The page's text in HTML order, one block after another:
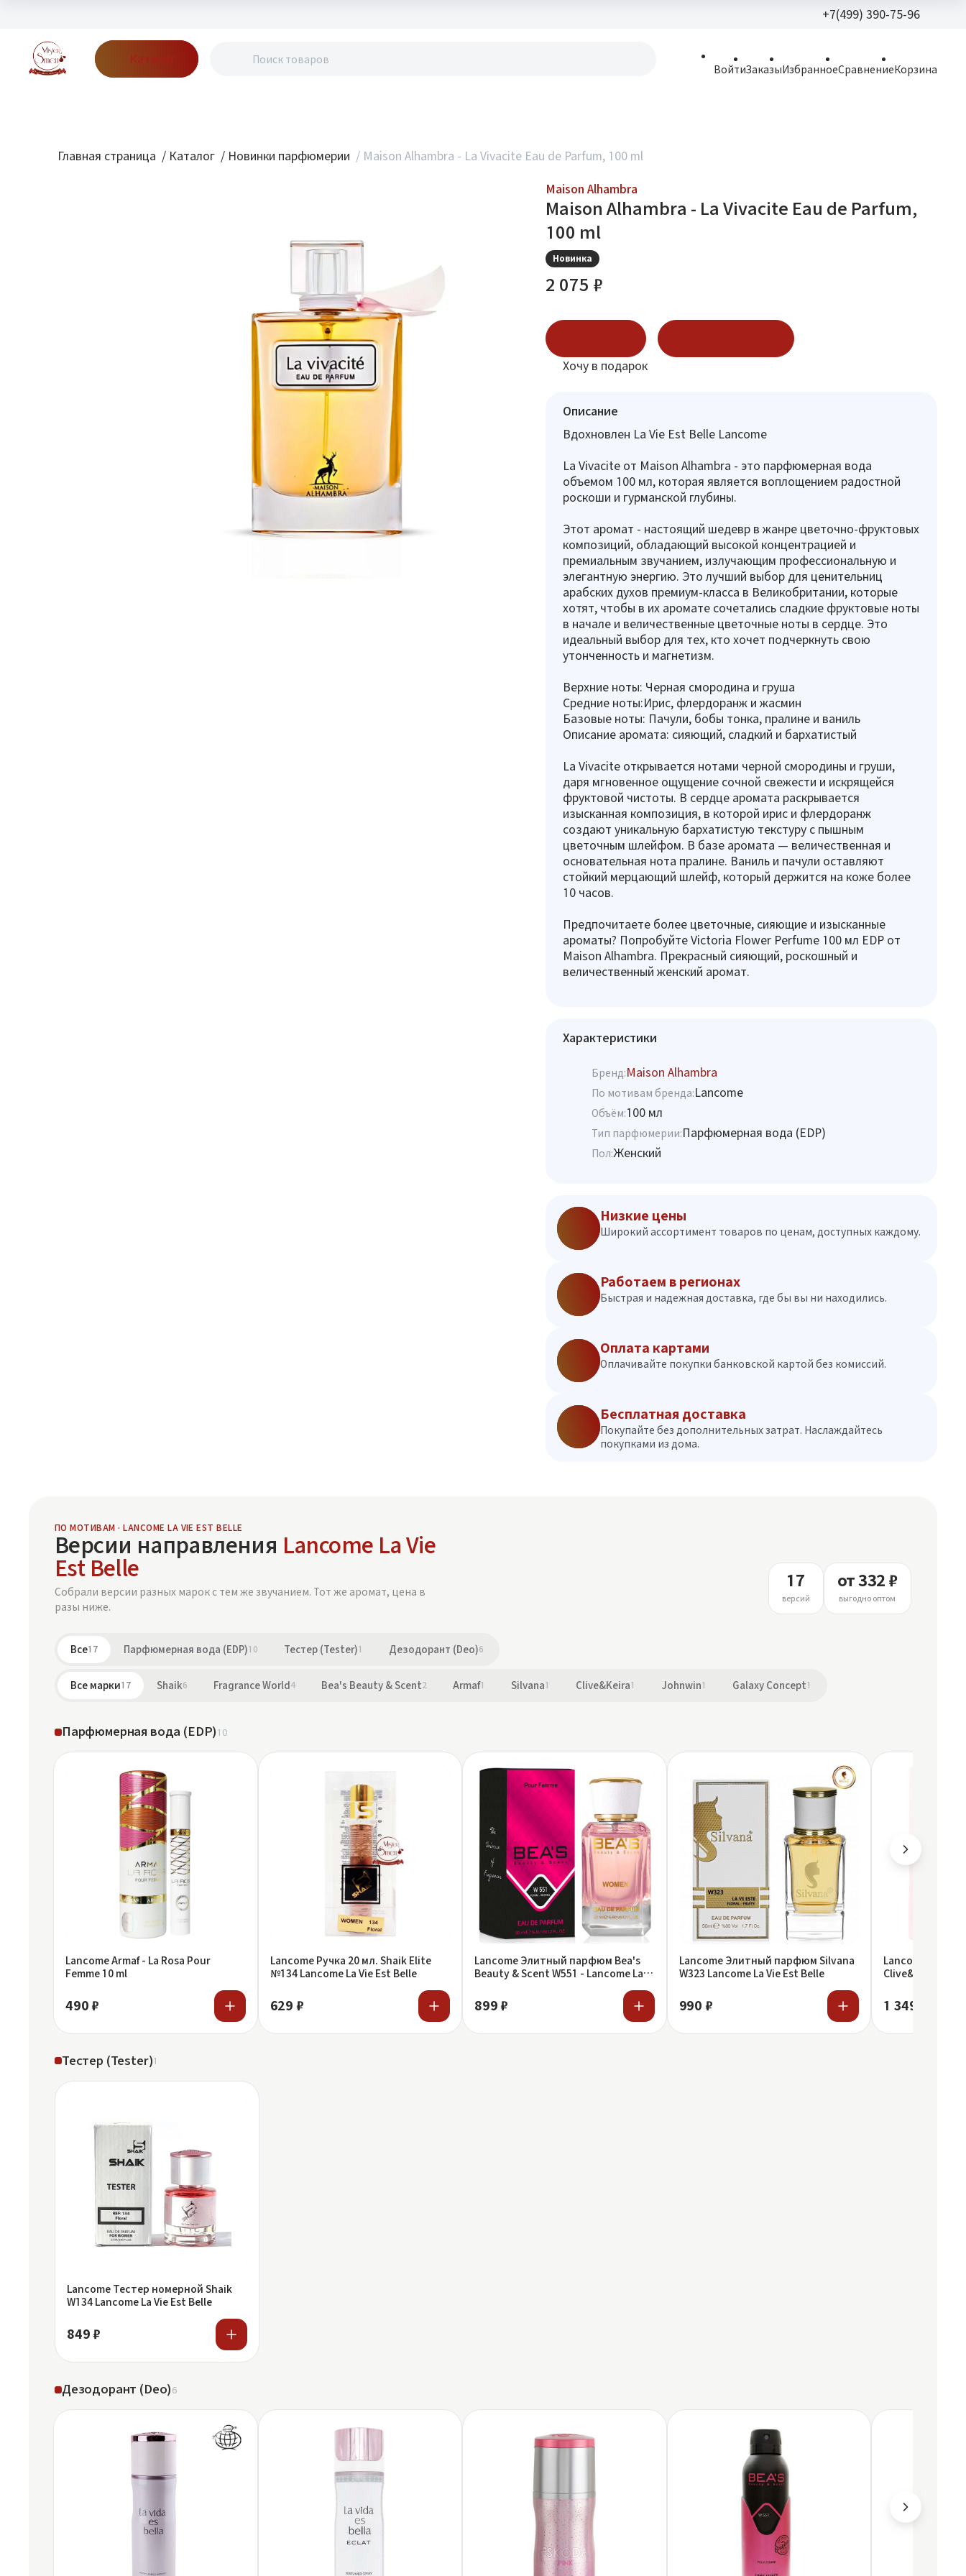
+7(499) 390-75-96
Каталог
ВойтиЗаказыИзбранноеСравнениеКорзина
Главная страница / Каталог / Новинки парфюмерии / Maison Alhambra - La Vivacite Eau de Parfum, 100 ml
Maison Alhambra
Maison Alhambra - La Vivacite Eau de Parfum,
100 ml
Новинка
2 075 ₽
Хочу в подарок
Описание
Вдохновлен La Vie Est Belle Lancome
La Vivacite от Maison Alhambra - это парфюмерная вода
объемом 100 мл, которая является воплощением радостной
роскоши и гурманской глубины.
Этот аромат - настоящий шедевр в жанре цветочно-фруктовых
композиций, обладающий высокой концентрацией и
премиальным звучанием, излучающим профессиональную и
элегантную энергию. Это лучший выбор для ценительниц
арабских духов премиум-класса в Великобритании, которые
хотят, чтобы в их аромате сочетались сладкие фруктовые ноты
в начале и величественные цветочные ноты в сердце. Это
идеальный выбор для тех, кто хочет подчеркнуть свою
утонченность и магнетизм.
Верхние ноты: Черная смородина и груша
Средние ноты:Ирис, флердоранж и жасмин
Базовые ноты: Пачули, бобы тонка, пралине и ваниль
Описание аромата: сияющий, сладкий и бархатистый
La Vivacite открывается нотами черной смородины и груши,
даря мгновенное ощущение сочной свежести и искрящейся
фруктовой чистоты. В сердце аромата раскрывается
изысканная композиция, в которой ирис и флердоранж
создают уникальную бархатистую текстуру с пышным
цветочным шлейфом. В базе аромата — величественная и
основательная нота пралине. Ваниль и пачули оставляют
стойкий мерцающий шлейф, который держится на коже более
10 часов.
Предпочитаете более цветочные, сияющие и изысканные
ароматы? Попробуйте Victoria Flower Perfume 100 мл EDP от
Maison Alhambra. Прекрасный сияющий, роскошный и
величественный женский аромат.
Характеристики
Бренд:Maison Alhambra
По мотивам бренда:Lancome
Объём:100 мл
Тип парфюмерии:Парфюмерная вода (EDP)
Пол:Женский
Низкие цены
Широкий ассортимент товаров по ценам, доступных каждому.
Работаем в регионах
Быстрая и надежная доставка, где бы вы ни находились.
Оплата картами
Оплачивайте покупки банковской картой без комиссий.
Бесплатная доставка
Покупайте без дополнительных затрат. Наслаждайтесь
покупками из дома.
ПО МОТИВАМ · LANCOME LA VIE EST BELLE
Версии направления Lancome La Vie
Est Belle
Собрали версии разных марок с тем же звучанием. Тот же аромат, цена в
разы ниже.
17
версий
от 332 ₽
выгодно оптом
Все17 Парфюмерная вода (EDP)10 Тестер (Tester)1 Дезодорант (Deo)6
Все марки17 Shaik6 Fragrance World 4 Bea's Beauty & Scent2 Armaf1 Silvana1 Clive&Keira1 Johnwin1 Galaxy Concept1
Парфюмерная вода (EDP)10
Lancome Armaf - La Rosa Pour
Femme 10 ml
490 ₽
Lancome Ручка 20 мл. Shaik Elite
№134 Lancome La Vie Est Belle
629 ₽
Lancome Элитный парфюм Bea's
Beauty & Scent W551 - Lancome La
899 ₽
Lancome Элитный парфюм Silvana
W323 Lancome La Vie Est Belle
990 ₽
Lancome
Clive&Keira
1 349 ₽
Тестер (Tester)1
Lancome Тестер номерной Shaik
W134 Lancome La Vie Est Belle
849 ₽
Дезодорант (Deo)6